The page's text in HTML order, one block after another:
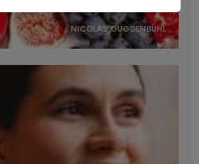
NICOLAS GUGGENBÜHL